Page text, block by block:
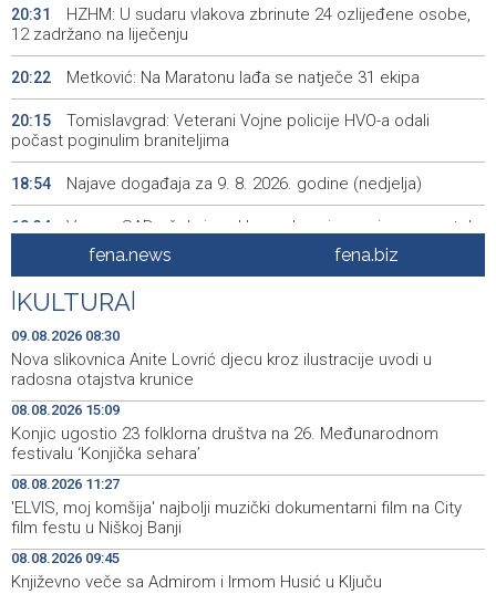
20:31
HZHM: U sudaru vlakova zbrinute 24 ozlijeđene osobe,
12 zadržano na liječenju
20:22 Metković: Na Maratonu lađa se natječe 31 ekipa
20:15
Tomislavgrad: Veterani Vojne policije HVO-a odali
počast poginulim braniteljima
18:54 Najave događaja za 9. 8. 2026. godine (nedjelja)
18:34
Vance: SAD očekuje od Irana da osigura siguran protok
nafte kroz Hormuški moreuz
18:21
Iranski šef sigurnosti: Hormuški moreuz će ostati
zatvoren dok SAD ne ispuni zahtjeve Teherana
18:09
Iran 'vrlo blizu' dogovora s Omanom o novoj Hormuškoj
brodskoj ruti
18:05
Koncertom Marije Šerifović večeras se zatvara
manifestacija 'Dani dijaspore Travnik 2026'
17:26
Kod mosta Brčko - Gunja pronađene kosti, vještaci
sudske medicine utvrđuju porijeklo
'Pekijada' u Varešu okupila 37 ekipa iz četiri države
regiona
fena.news fena.biz
KULTURA
09.08.2026 08:30
Nova slikovnica Anite Lovrić djecu kroz ilustracije uvodi u
radosna otajstva krunice
08.08.2026 15:09
Konjic ugostio 23 folklorna društva na 26. Međunarodnom
festivalu ‘Konjička sehara’
08.08.2026 11:27
'ELVIS, moj komšija' najbolji muzički dokumentarni film na City
film festu u Niškoj Banji
08.08.2026 09:45
Književno veče sa Admirom i Irmom Husić u Ključu